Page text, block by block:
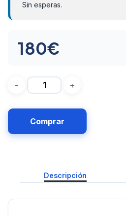
Sin esperas.
180€
Comprar
Descripción